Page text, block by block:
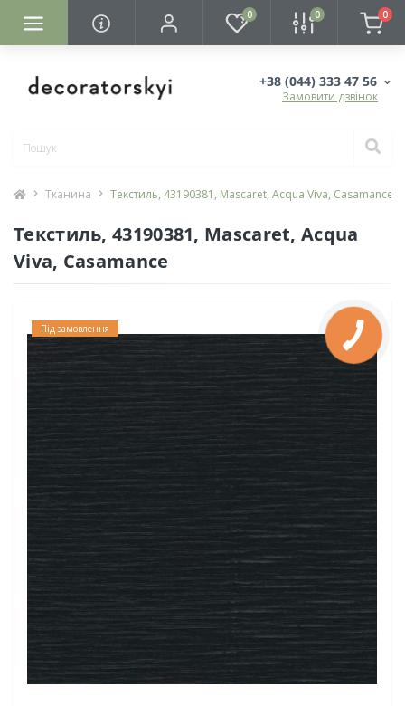
0 0 0
+38 (044) 333 47 56
Замовити дзвінок
Тканина Текстиль, 43190381, Mascaret, Acqua Viva, Casamance
Текстиль, 43190381, Mascaret, Acqua
Viva, Casamance
Під замовлення